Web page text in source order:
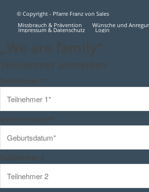
© Copyright - Pfarre Franz von Sales
Missbrauch & Prävention
Wünsche und
Impressum & Datenschutz Login
„We are family“
Teilnehmer anmelden
Teilnehmer 1*
Geburtsdatum*
Teilnehmer 2